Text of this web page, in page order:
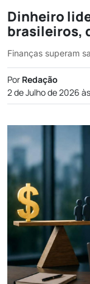
Dinheiro
brasileiros,
Finanças superam
Por Redação
2 de Julho de 2026